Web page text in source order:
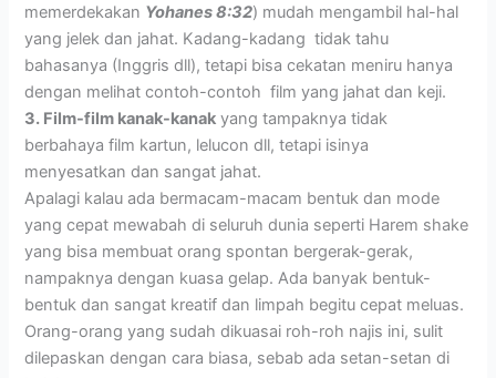
memerdekakan Yohanes 8:32) mudah mengambil hal-hal
yang jelek dan jahat. Kadang-kadang tidak tahu
bahasanya (Inggris dll), tetapi bisa cekatan meniru hanya
dengan melihat contoh-contoh film yang jahat dan keji.
3. Film-film kanak-kanak yang tampaknya tidak
berbahaya film kartun, lelucon dll, tetapi isinya
menyesatkan dan sangat jahat.
Apalagi kalau ada bermacam-macam bentuk dan mode
yang cepat mewabah di seluruh dunia seperti Harem shake
yang bisa membuat orang spontan bergerak-gerak,
nampaknya dengan kuasa gelap. Ada banyak bentuk-
bentuk dan sangat kreatif dan limpah begitu cepat meluas.
Orang-orang yang sudah dikuasai roh-roh najis ini, sulit
dilepaskan dengan cara biasa, sebab ada setan-setan di